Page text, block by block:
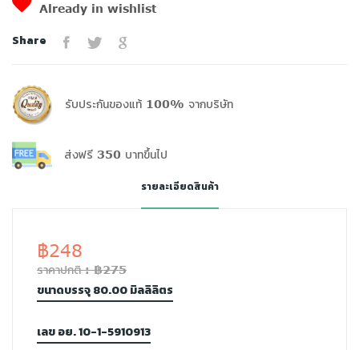
Already in wishlist
Share
รับประกันของแท้ 100% จากบริษัท
ส่งฟรี 350 บาทขึ้นไป
รายละเอียดสินค้า
฿248
ราคาปกติ : ฿275
ขนาดบรรจุ 80.00 มิลลิลิตร
เลข อย. 10-1-5910913